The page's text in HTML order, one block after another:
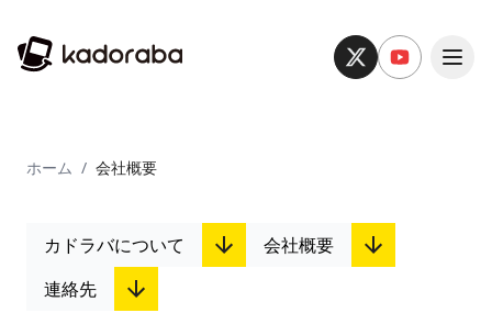
ホーム / 会社概要
カドラバについて
会社概要
連絡先